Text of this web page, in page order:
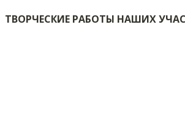
ТВОРЧЕСКИЕ РАБОТЫ НАШИХ